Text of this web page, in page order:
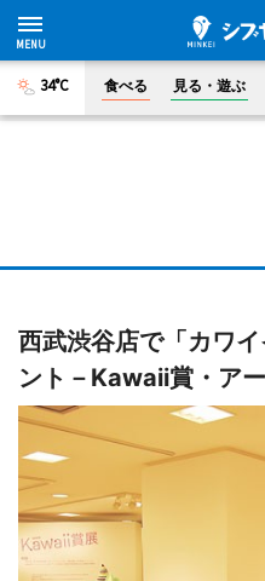
34°C 食べる 見る・遊ぶ
西武渋谷店で「カワ
ント－Kawaii賞・ア